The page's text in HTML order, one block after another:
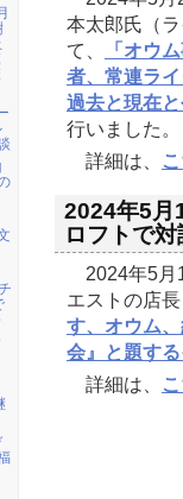
本太郎氏（
て、
「オウ
者、常連ラ
過去と現在
行いました。
詳細は、
2024年5月
ロフトで
2024年5月
エストの店
す、オウム
会』と題す
詳細は、